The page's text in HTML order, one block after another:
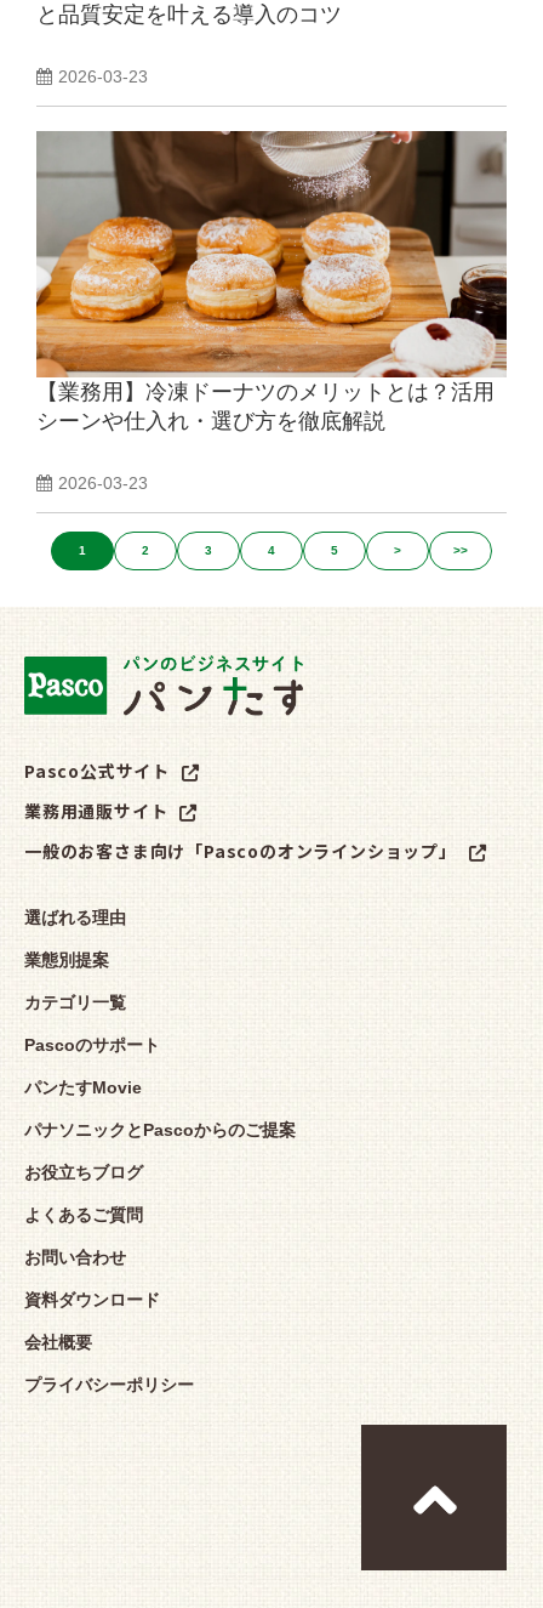
と品質安定を叶える導入のコツ
2026-03-23
【業務用】冷凍ドーナツのメリットとは？活用
シーンや仕入れ・選び方を徹底解説
2026-03-23
1 2 3 4 5 > >>
Pasco公式サイト
業務用通販サイト
一般のお客さま向け「Pascoのオンラインショップ」
選ばれる理由
業態別提案
カテゴリ一覧
Pascoのサポート
パンたすMovie
パナソニックとPascoからのご提案
お役立ちブログ
よくあるご質問
お問い合わせ
資料ダウンロード
会社概要
プライバシーポリシー